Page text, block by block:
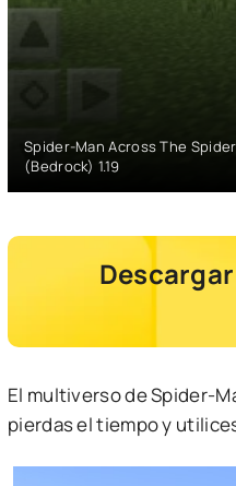
Spider-Man Across The
(Bedrock) 1.19
El multiverso de Spider-
pierdas el tiempo y